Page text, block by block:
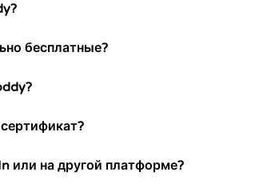
бесплатные?
или на другой платформе?